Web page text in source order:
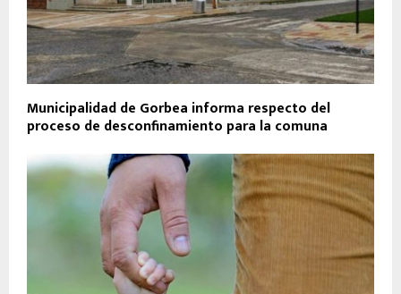
Municipalidad de Gorbea informa respecto del
proceso de desconfinamiento para la comuna